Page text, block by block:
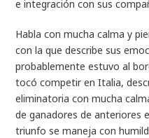
e integración con sus
Habla con mucha calma y
con la que describe sus
probablemente estuvo al
tocó competir en Italia,
eliminatoria con mucha
de ganadores de anteriores
triunfo se maneja con